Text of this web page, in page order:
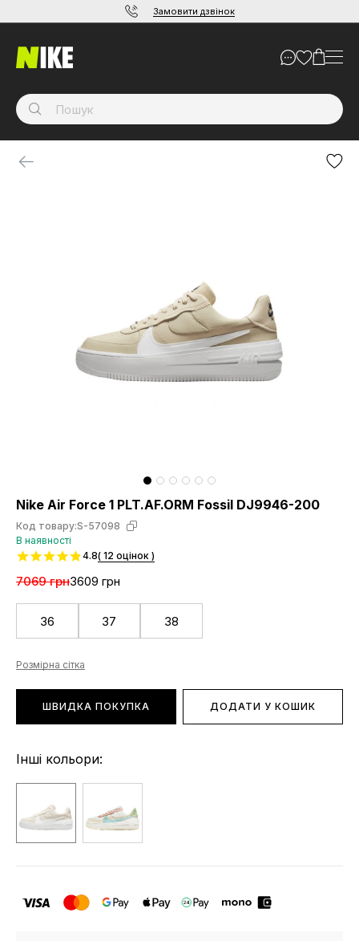
Замовити дзвінок
Nike Air Force 1 PLT.AF.ORM Fossil DJ9946-200
Код товару:S-57098
В наявності
4.8( 12 оцінок )
7069 грн3609 грн
36 37 38
Розмірна сітка
ШВИДКА ПОКУПКА ДОДАТИ У КОШИК
Інші кольори: